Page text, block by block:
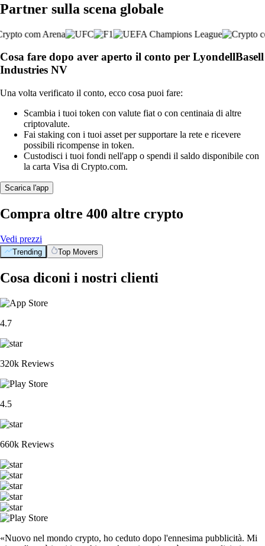
Partner sulla scena globale
Cosa fare dopo aver aperto il conto per LyondellBasell
Industries NV
Una volta verificato il conto, ecco cosa puoi fare:
Scambia i tuoi token con valute fiat o con centinaia di altre
criptovalute.
Fai staking con i tuoi asset per supportare la rete e ricevere
possibili ricompense in token.
Custodisci i tuoi fondi nell'app o spendi il saldo disponibile con
la carta Visa di Crypto.com.
Scarica l'app
Compra oltre 400 altre crypto
Vedi prezzi
Trending Top Movers
Cosa diconi i nostri clienti
4.7
320k Reviews
4.5
660k Reviews
«Nuovo nel mondo crypto, ho ceduto dopo l'ennesima pubblicità. Mi